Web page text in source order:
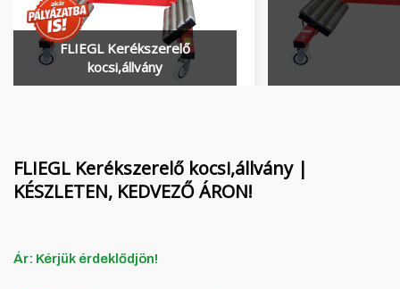
QUIVOGNE talajmunkagépek
LETÁK-LEKO talajmunkagépek
Egyéb kiegészítők
Karrier
Rólunk
Elérhetőség
FLIEGL Kerékszerelő
kocsi,állvány
FLIEGL Kerékszerelő kocsi,állvány |
KÉSZLETEN, KEDVEZŐ ÁRON!
Ár: Kérjük érdeklődjön!